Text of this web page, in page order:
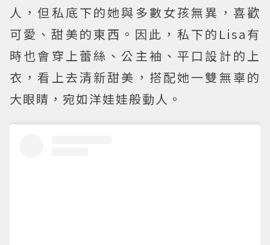
人，但私底下的她與多數女孩無異，喜歡
可愛、甜美的東西。因此，私下的Lisa有
時也會穿上蕾絲、公主袖、平口設計的上
衣，看上去清新甜美，搭配她一雙無辜的
大眼睛，宛如洋娃娃般動人。